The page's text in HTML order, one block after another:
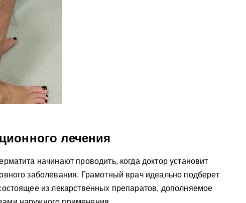
лечения
начинают проводить, когда доктор установит
заболевания. Грамотный врач идеально подберет
из лекарственных препаратов, дополняемое